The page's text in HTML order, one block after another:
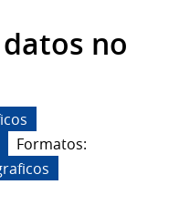
no
Formatos: